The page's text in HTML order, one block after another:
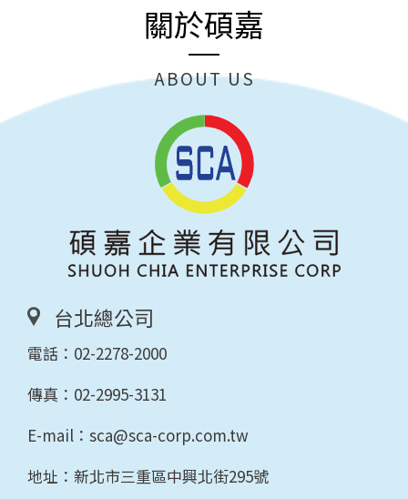
關於碩嘉
ABOUT US
台北總公司
電話： 02-2278-2000
傳真：02-2995-3131
E-mail： sca@sca-corp.com.tw
地址：新北市三重區中興北街295號